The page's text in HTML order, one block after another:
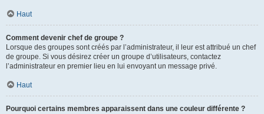
Haut
Comment devenir chef de groupe ?
Lorsque des groupes sont créés par l’administrateur, il leur est attribué un chef
de groupe. Si vous désirez créer un groupe d’utilisateurs, contactez
l’administrateur en premier lieu en lui envoyant un message privé.
Haut
Pourquoi certains membres apparaissent dans une couleur différente ?